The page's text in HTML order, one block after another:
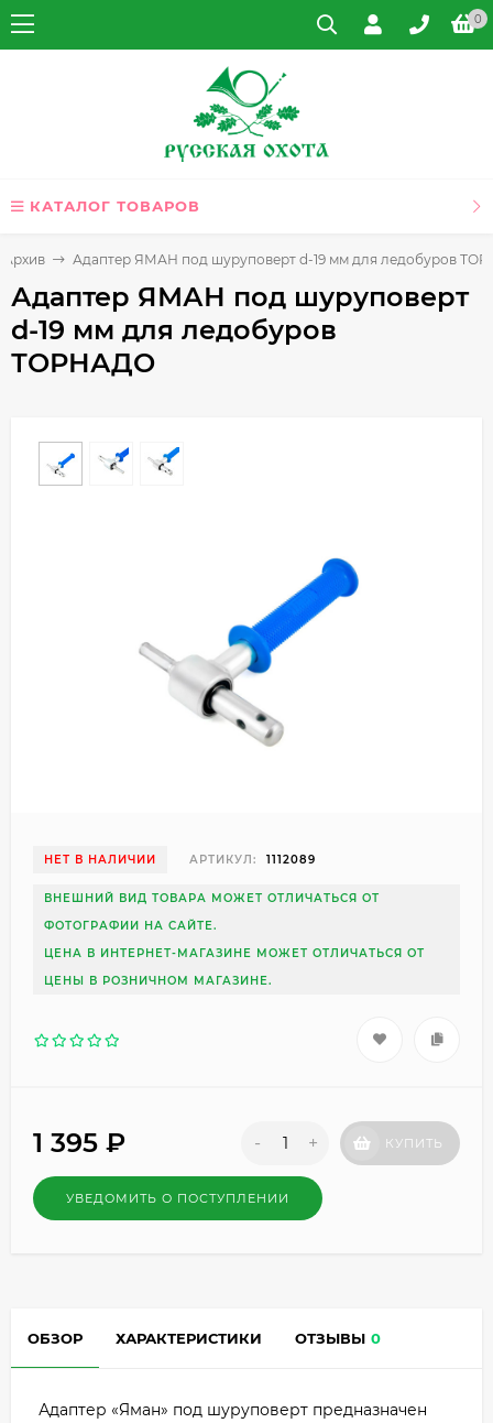
0
КАТАЛОГ ТОВАРОВ
Архив Адаптер ЯМАН под шуруповерт d-19 мм для ледобуров
Адаптер ЯМАН под шуруповерт
d-19 мм для ледобуров
ТОРНАДО
НЕТ В НАЛИЧИИ АРТИКУЛ: 1112089
ВНЕШНИЙ ВИД ТОВАРА МОЖЕТ ОТЛИЧАТЬСЯ ОТ
ФОТОГРАФИИ НА САЙТЕ.
ЦЕНА В ИНТЕРНЕТ-МАГАЗИНЕ МОЖЕТ ОТЛИЧАТЬСЯ ОТ
ЦЕНЫ В РОЗНИЧНОМ МАГАЗИНЕ.
1 395 ₽ - + КУПИТЬ
УВЕДОМИТЬ О ПОСТУПЛЕНИИ
ОБЗОР ХАРАКТЕРИСТИКИ ОТЗЫВЫ 0
Адаптер «Яман» под шуруповерт предназначен